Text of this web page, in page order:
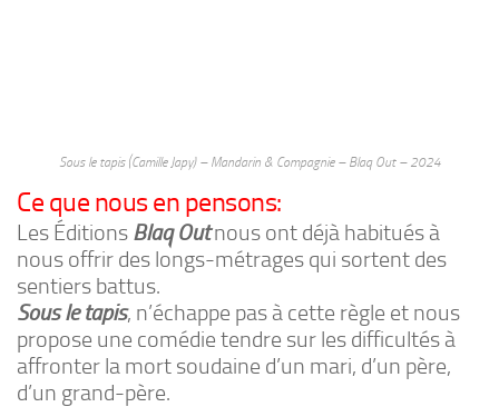
Sous le tapis (Camille Japy) – Mandarin & Compagnie – Blaq Out – 2024
Ce que nous en pensons:
Les Éditions Blaq Outnous ont déjà habitués à
nous offrir des longs-métrages qui sortent des
sentiers battus.
Sous le tapis, n’échappe pas à cette règle et nous
propose une comédie tendre sur les difficultés à
affronter la mort soudaine d’un mari, d’un père,
d’un grand-père.